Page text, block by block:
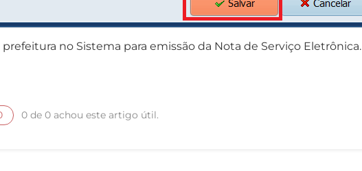
no Sistema para emissão da Nota de Serviço Eletrônica.
0 de 0 achou este artigo útil.